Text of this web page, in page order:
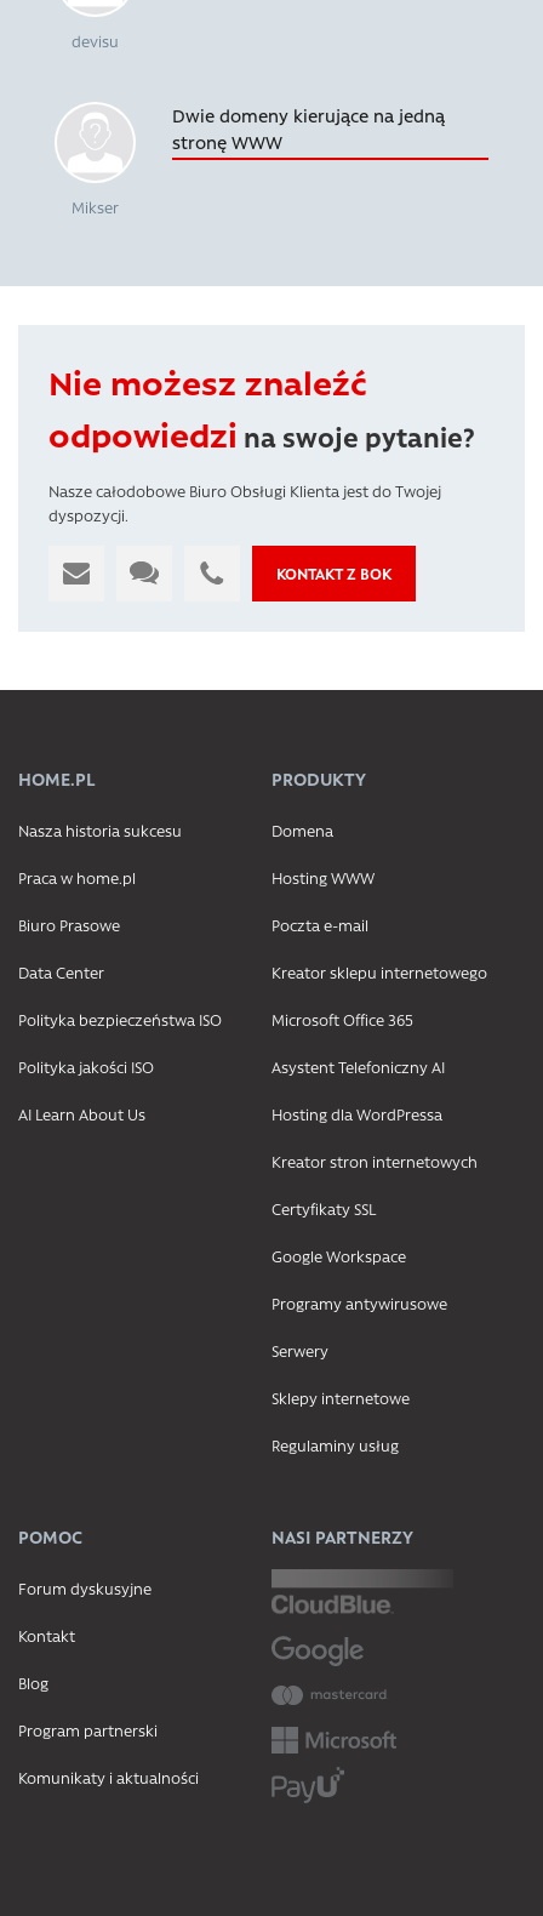
devisu
Mikser
Dwie domeny kierujące na jedną
stronę WWW
Nie możesz znaleźć
odpowiedzi na swoje pytanie?
Nasze całodobowe Biuro Obsługi Klienta jest do Twojej
dyspozycji.
KONTAKT Z BOK
HOME.PL
Nasza historia sukcesu
Praca w home.pl
Biuro Prasowe
Data Center
Polityka bezpieczeństwa ISO
Polityka jakości ISO
AI Learn About Us
PRODUKTY
Domena
Hosting WWW
Poczta e-mail
Kreator sklepu internetowego
Microsoft Office 365
Asystent Telefoniczny AI
Hosting dla WordPressa
Kreator stron internetowych
Certyfikaty SSL
Google Workspace
Programy antywirusowe
Serwery
Sklepy internetowe
Regulaminy usług
POMOC
Forum dyskusyjne
Kontakt
Blog
Program partnerski
Komunikaty i aktualności
NASI PARTNERZY